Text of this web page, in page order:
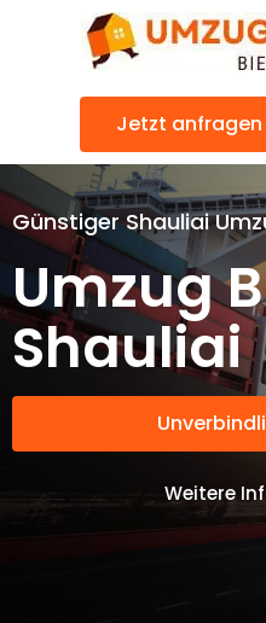
Jetzt anfragen
Günstiger Shauliai
Umzug
Shauliai
Weitere